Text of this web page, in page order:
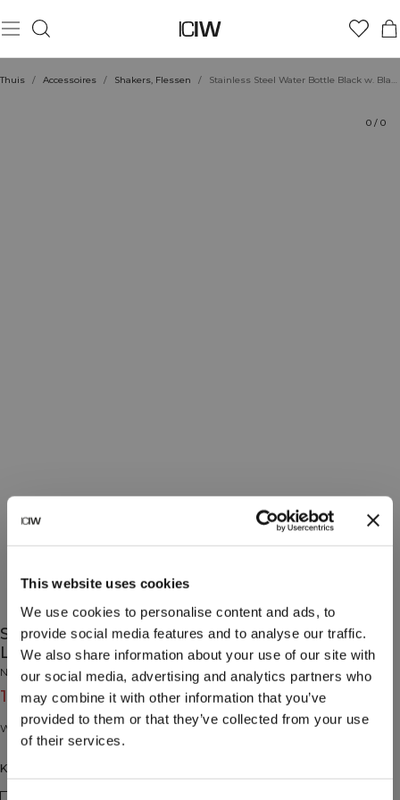
This website uses cookies
We use cookies to personalise content and ads, to
provide social media features and to analyse our traffic.
We also share information about your use of our site with
our social media, advertising and analytics partners who
may combine it with other information that you’ve
provided to them or that they’ve collected from your use
of their services.
Thuis / Accessoires / Shakers, Flessen / Stainless Steel Water Bottle Black w. Black logo 600ml
0 / 0
Stainless Steel Water Bottle Black W. Black
Logo 600ml
No Brand
15€19€(-20%)
Waterfles van roestvrij staal. 600 ml.
Kleur: Black